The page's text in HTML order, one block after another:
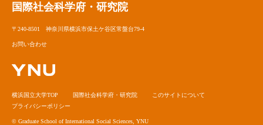
国際社会科学府・研究院
〒240-8501 神奈川県横浜市保土ケ谷区常盤台79-4
お問い合わせ
横浜国立大学TOP 国際社会科学府・研究院
このサイトについて
プライバシーポリシー
© Graduate School of International Social Sciences, YNU